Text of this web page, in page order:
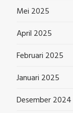
Mei 2025
April 2025
Februari 2025
Januari 2025
Desember 2024